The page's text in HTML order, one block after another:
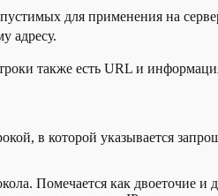
для применения на
адресу.
также есть URL и
в которой указывается
Помечается как двоеточие и